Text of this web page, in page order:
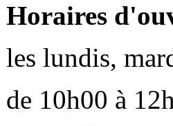
Horaires
les lundis,
de 10h00 à